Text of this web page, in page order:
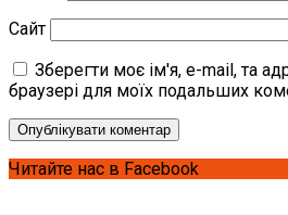
Сайт
Зберегти моє ім'я, e-mail, та
браузері для моїх подальших
Читайте нас в Facebook